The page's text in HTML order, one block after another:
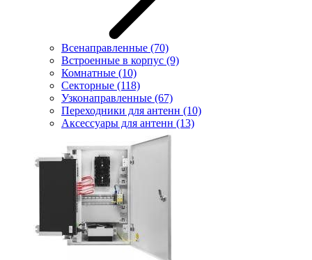
Всенаправленные (70)
Встроенные в корпус (9)
Комнатные (10)
Секторные (118)
Узконаправленные (67)
Переходники для антенн (10)
Аксессуары для антенн (13)